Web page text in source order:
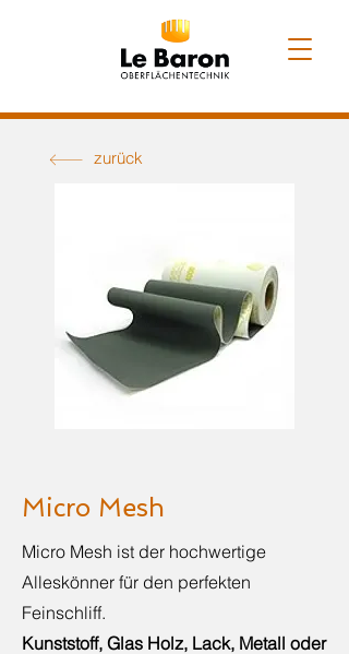
zurück
Micro Mesh
Micro Mesh ist der hochwertige
Alleskönner für den perfekten
Feinschliff.
Kunststoff, Glas Holz, Lack, Metall oder